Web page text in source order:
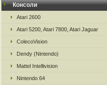
Консоли
Atari 2600
Atari 5200, Atari 7800, Atari Jaguar
ColecoVision
Dendy (Nintendo)
Mattel Intellivision
Nintendo 64